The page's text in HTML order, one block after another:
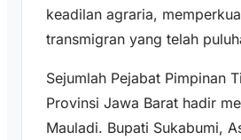
keadilan agraria,
transmigran yang telah
Sejumlah Pejabat Pimpinan
Provinsi Jawa Barat hadir
Mauladi. Bupati Sukabumi,